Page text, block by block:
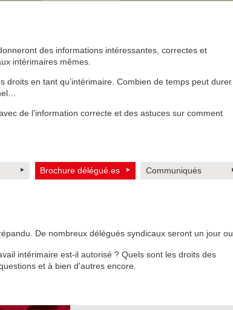
des informations intéressantes, correctes et
intérimaires mêmes.
en tant qu’intérimaire. Combien de temps peut durer
de l’information correcte et des astuces sur comment
Brochure délégué.es Communiqués
De nombreux délégués syndicaux seront un jour ou
intérimaire est-il autorisé ? Quels sont les droits des
et à bien d'autres encore.